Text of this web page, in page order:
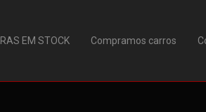
EM STOCK Compramos carros